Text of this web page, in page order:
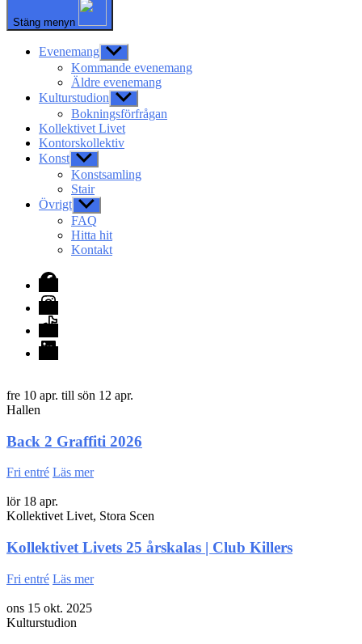
Stäng menyn
Evenemang Visa
undermeny
Kommande evenemang
Äldre evenemang
Kulturstudion Visa
undermeny
Bokningsförfrågan
Kollektivet Livet
Kontorskollektiv
Konst Visa
undermeny
Konstsamling
Stair
Övrigt Visa
undermeny
FAQ
Hitta hit
Kontakt
Facebook
Instagram
TikTok
LinkedIn
fre 10 apr. till sön 12 apr.
Hallen
Back 2 Graffiti 2026
Fri entré Läs mer
lör 18 apr.
Kollektivet Livet, Stora Scen
Kollektivet Livets 25 årskalas | Club Killers
Fri entré Läs mer
ons 15 okt. 2025
Kulturstudion